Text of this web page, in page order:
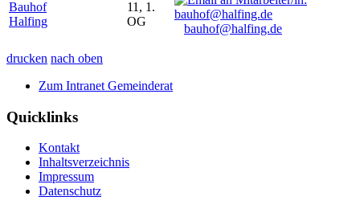
Bauhof
Halfing
11, 1.
OG
bauhof@halfing.de
drucken nach oben
Zum Intranet Gemeinderat
Quicklinks
Kontakt
Inhaltsverzeichnis
Impressum
Datenschutz